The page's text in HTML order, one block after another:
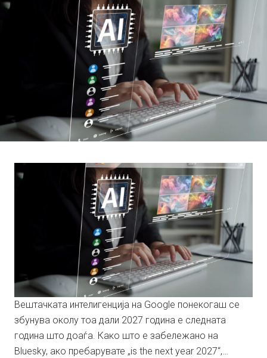
Вештачката интелигенција на Google понекогаш се
збунува околу тоа дали 2027 година е следната
година што доаѓа. Како што е забележано на
Bluesky, ако пребарувате „is the next year 2027“,…